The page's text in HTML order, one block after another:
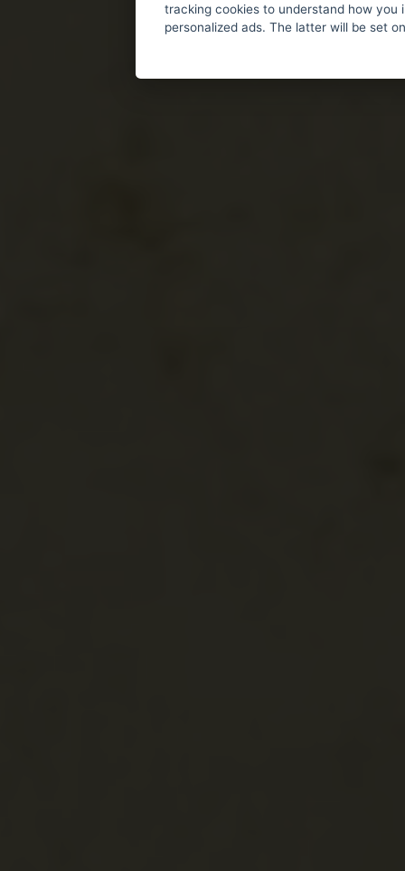
tracking cookies to understand how
personalized ads. The latter will be set